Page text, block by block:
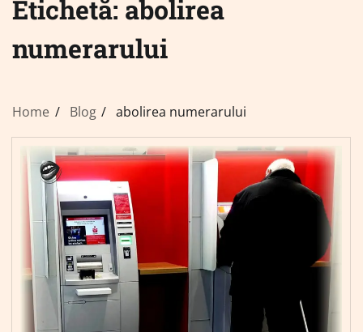
Etichetă: abolirea
numerarului
Home Blog abolirea numerarului